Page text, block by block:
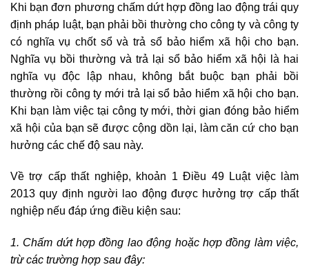
Khi bạn đơn phương chấm dứt hợp đồng lao động trái quy
định pháp luật, bạn phải bồi thường cho công ty và công ty
có nghĩa vụ chốt sổ và trả sổ bảo hiểm xã hội cho bạn.
Nghĩa vụ bồi thường và trả lại sổ bảo hiểm xã hội là hai
nghĩa vụ độc lập nhau, không bắt buộc bạn phải bồi
thường rồi công ty mới trả lại sổ bảo hiểm xã hội cho bạn.
Khi bạn làm việc tại công ty mới, thời gian đóng bảo hiểm
xã hội của bạn sẽ được cộng dồn lại, làm căn cứ cho bạn
hưởng các chế độ sau này.
Về trợ cấp thất nghiệp, khoản 1 Điều 49 Luật việc làm
2013 quy định người lao động được hưởng trợ cấp thất
nghiệp nếu đáp ứng điều kiện sau:
1. Chấm dứt hợp đồng lao động hoặc hợp đồng làm việc,
trừ các trường hợp sau đây: